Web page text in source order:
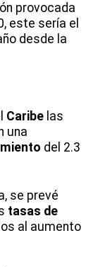
provocada
este sería el
desde la
Caribe las
una
del 2.3
se prevé
tasas de
al aumento